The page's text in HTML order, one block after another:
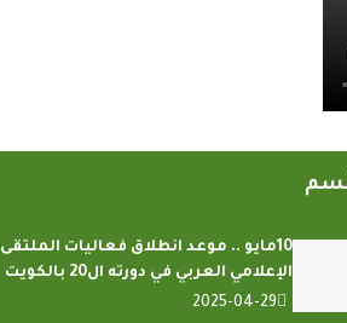
10مايو .. موعد انطلاق فعاليات الملتقى
الإعلامي العربي في دورته ال20 بالكويت
2025-04-29